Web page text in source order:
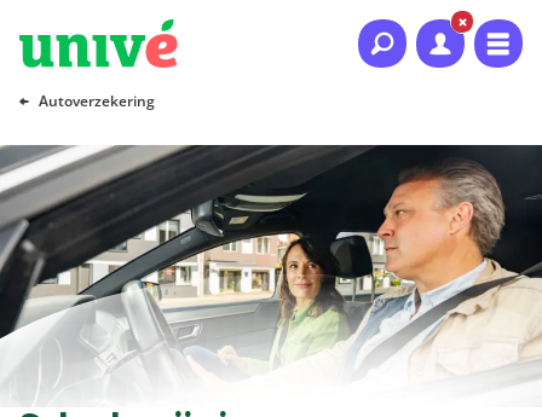
Naar hoofdinhoud
Naar hoofdnavigatie
Naar footer
Autoverzekering